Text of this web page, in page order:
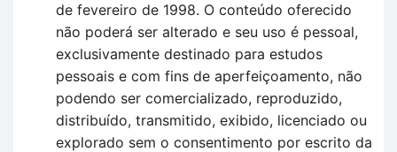
de fevereiro de 1998. O conteúdo oferecido
não poderá ser alterado e seu uso é pessoal,
exclusivamente destinado para estudos
pessoais e com fins de aperfeiçoamento, não
podendo ser comercializado, reproduzido,
distribuído, transmitido, exibido, licenciado ou
explorado sem o consentimento por escrito da